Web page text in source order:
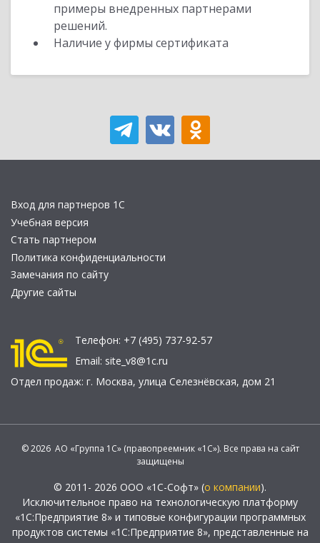
примеры внедренных партнерами
решений.
Наличие у фирмы сертификата
Вход для партнеров 1С
Учебная версия
Стать партнером
Политика конфиденциальности
Замечания по сайту
Другие сайты
Телефон: +7 (495) 737-92-57
Email: site_v8@1c.ru
Отдел продаж: г. Москва, улица Селезнёвская, дом 21
© 2026 АО «Группа 1С» (правопреемник «1С»). Все права на сайт
защищены
© 2011- 2026 ООО «1С-Софт» (о компании).
Исключительное право на технологическую платформу
«1С:Предприятие 8» и типовые конфигурации программных
продуктов системы «1С:Предприятие 8», представленные на